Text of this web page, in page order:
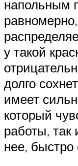
напольным
у такой
долго
имеет
который
работы, так
нее, быстро